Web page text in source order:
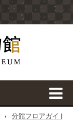
› 分館フロアガイド